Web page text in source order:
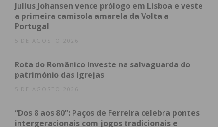
pai do visado, de 77 anos, que empunhava uma
pistola de calibre 6.35 mm, “e que, de imediato,
realizou dois disparos na direção de um dos
superficialmente na zona da cabeça”.
apoderar-se da arma do seu pai, no sentido de usá-
la. “Nesse preciso momento, e já com um dos
Julius Johansen vence prólogo em Lisboa e veste
a primeira camisola amarela da Volta a
Portugal
5 DE AGOSTO 2026
Rota do Românico investe na salvaguarda do
património das igrejas
5 DE AGOSTO 2026
“Dos 8 aos 80”: Paços de Ferreira celebra pontes
intergeracionais com jogos tradicionais e